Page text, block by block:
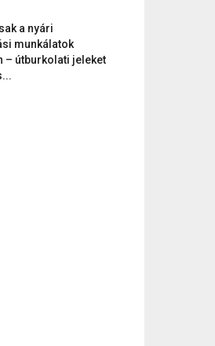
a nyári
munkálatok
– útburkolati jeleket